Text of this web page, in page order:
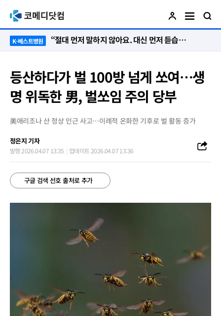
K-베스트병원 “절대 먼저 말하지 않아요. 대신 먼저 듣습니다”
등산하다가 벌 100방 넘게 쏘여…생
명 위독한 男, 벌쏘임 주의 당부
美애리조나 산 정상 인근 사고…이례적 온화한 기후로 벌 활동 증가
정은지 기자
발행 2026.04.07 13:35 업데이트 2026.04.07 13:36
구글 검색 선호 출처로 추가